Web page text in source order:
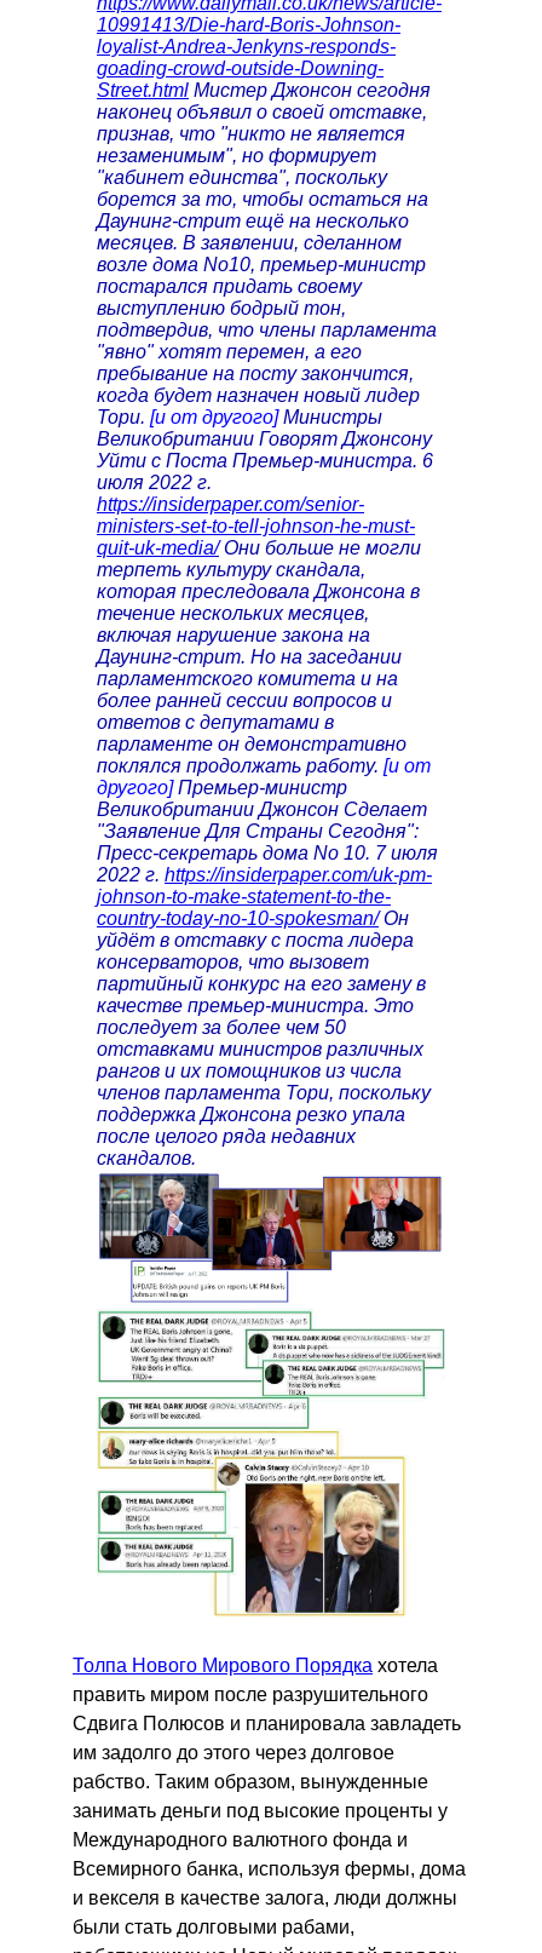
10991413/Die-hard-Boris-Johnson-
loyalist-Andrea-Jenkyns-responds-
goading-crowd-outside-Downing-
Street.html Мистер Джонсон сегодня
наконец объявил о своей отставке,
признав, что "никто не является
незаменимым", но формирует
"кабинет единства", поскольку
борется за то, чтобы остаться на
Даунинг-стрит ещё на несколько
месяцев. В заявлении, сделанном
возле дома No10, премьер-министр
постарался придать своему
выступлению бодрый тон,
подтвердив, что члены парламента
"явно" хотят перемен, а его
пребывание на посту закончится,
когда будет назначен новый лидер
Тори. [и от другого] Министры
Великобритании Говорят Джонсону
Уйти с Поста Премьер-министра. 6
июля 2022 г.
https://insiderpaper.com/senior-
ministers-set-to-tell-johnson-he-must-
quit-uk-media/Они больше не могли
терпеть культуру скандала,
которая преследовала Джонсона в
течение нескольких месяцев,
включая нарушение закона на
Даунинг-стрит. Но на заседании
парламентского комитета и на
более ранней сессии вопросов и
ответов с депутатами в
парламенте он демонстративно
поклялся продолжать работу. [и от
другого] Премьер-министр
Великобритании Джонсон Сделает
"Заявление Для Страны Сегодня":
Пресс-секретарь дома No 10. 7 июля
2022 г. https://insiderpaper.com/uk-pm-
johnson-to-make-statement-to-the-
country-today-no-10-spokesman/Он
уйдёт в отставку с поста лидера
консерваторов, что вызовет
партийный конкурс на его замену в
качестве премьер-министра. Это
последует за более чем 50
отставками министров различных
рангов и их помощников из числа
членов парламента Тори, поскольку
поддержка Джонсона резко упала
после целого ряда недавних
скандалов.
Толпа Нового Мирового Порядка хотела
править миром после разрушительного
Сдвига Полюсов и планировала завладеть
им задолго до этого через долговое
рабство. Таким образом, вынужденные
занимать деньги под высокие проценты у
Международного валютного фонда и
Всемирного банка, используя фермы, дома
и векселя в качестве залога, люди должны
были стать долговыми рабами,